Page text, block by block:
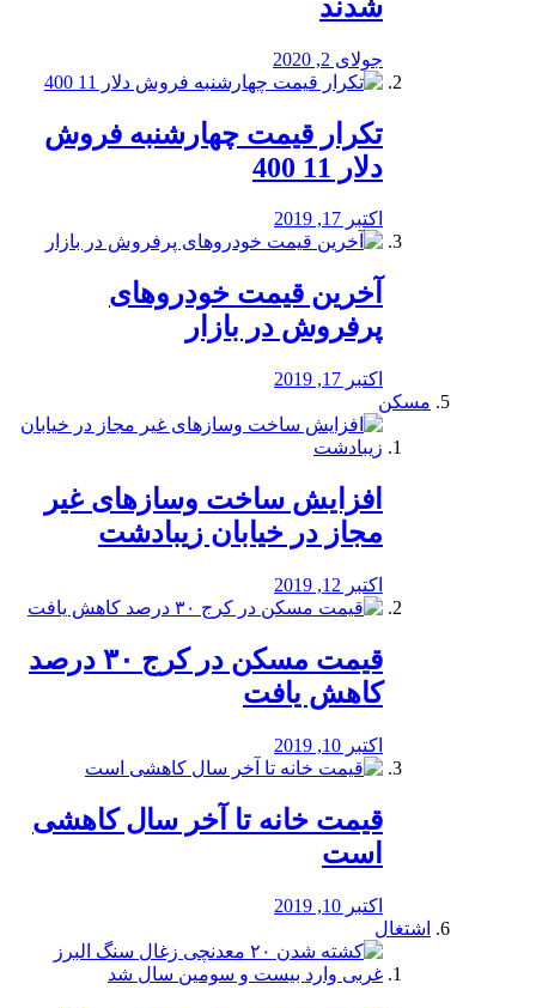
شدند
جولای 2, 2020
تکرار قیمت چهارشنبه فروش
دلار 11 400
اکتبر 17, 2019
آخرین قیمت خودرو‌های
پرفروش در بازار
اکتبر 17, 2019
مسکن
افزایش ساخت وسازهای غیر
مجاز در خیابان زیبادشت
اکتبر 12, 2019
️قیمت مسکن در کرج ۳۰ درصد
کاهش یافت
اکتبر 10, 2019
قیمت خانه تا آخر سال کاهشی
است
اکتبر 10, 2019
اشتغال